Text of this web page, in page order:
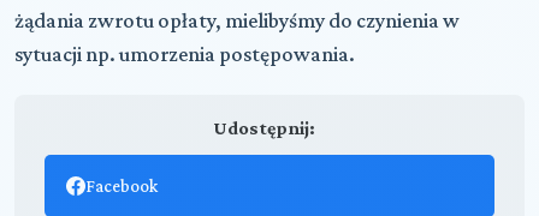
żądania zwrotu opłaty, mielibyśmy do czynienia w
sytuacji np. umorzenia postępowania.
Udostępnij:
Facebook